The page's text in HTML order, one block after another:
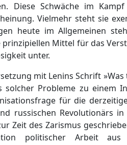
Diese Schwäche im
Vielmehr steht sie
heute im Allgemeinen
Mittel für das
unter.
mit Lenins Schrift
solcher Probleme zu einem
für die
russischen Revolutionärs
Zeit des Zarismus
politischer Arbeit